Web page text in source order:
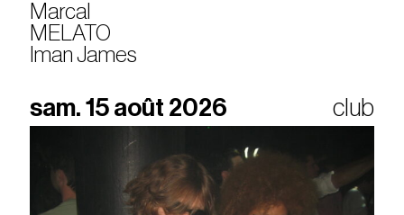
Marcal
MELATO
Iman James
sam. 15 août 2026 club